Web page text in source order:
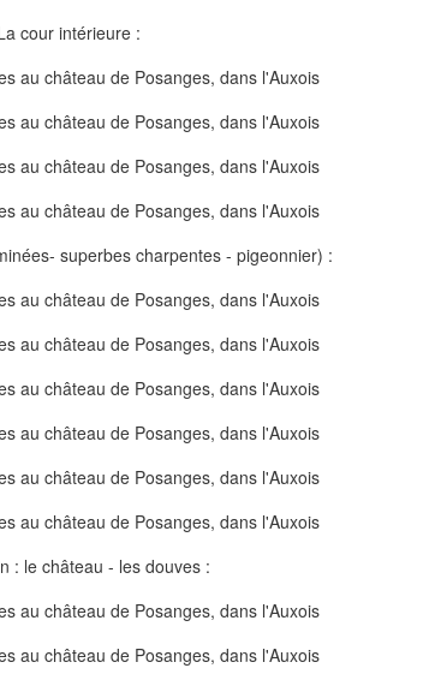
cour intérieure :
superbes charpentes - pigeonnier) :
: le château - les douves :